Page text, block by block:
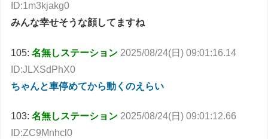
ID:1m3kjakg0
みんな幸せそうな顔してますね
105:名無しステーション 2025/08/24(日) 09:01:16.14
ID:JLXSdPhX0
ちゃんと車停めてから動くのえらい
103:名無しステーション 2025/08/24(日) 09:01:12.66
ID:ZC9Mnhcl0